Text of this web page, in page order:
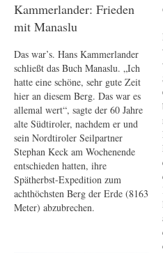
Kammerlander: Frieden
mit Manaslu
Das war’s. Hans Kammerlander
schließt das Buch Manaslu. „Ich
hatte eine schöne, sehr gute Zeit
hier an diesem Berg. Das war es
allemal wert“, sagte der 60 Jahre
alte Südtiroler, nachdem er und
sein Nordtiroler Seilpartner
Stephan Keck am Wochenende
entschieden hatten, ihre
Spätherbst-Expedition zum
achthöchsten Berg der Erde (8163
Meter) abzubrechen.